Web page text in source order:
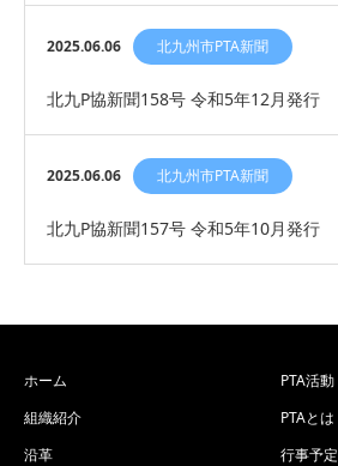
2025.06.06 北九州市PTA新聞
北九P協新聞158号 令和5年12月発行
2025.06.06 北九州市PTA新聞
北九P協新聞157号 令和5年10月発行
ホーム
組織紹介
沿革
PTA活動
PTAとは
行事予定